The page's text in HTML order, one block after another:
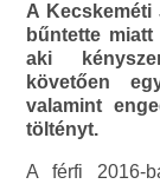
A Kecskeméti
bűntette
aki
követően
valamint
töltényt.
A férfi 2016-